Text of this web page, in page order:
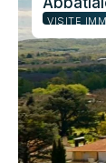
VISITE